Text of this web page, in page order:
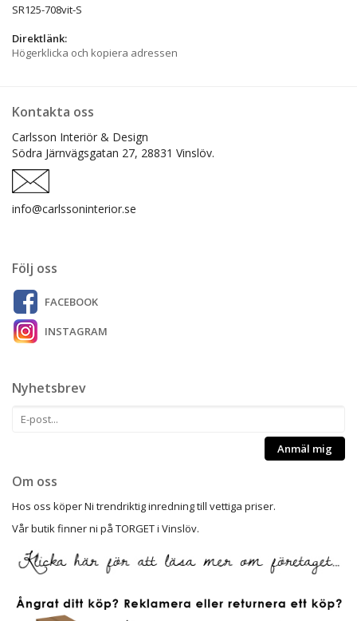
SR125-708vit-S
Direktlänk:
Högerklicka och kopiera adressen
Kontakta oss
Carlsson Interiör & Design
Södra Järnvägsgatan 27, 28831 Vinslöv.
info@carlssoninterior.se
Följ oss
FACEBOOK
INSTAGRAM
Nyhetsbrev
Anmäl mig
Om oss
Hos oss köper Ni trendriktig inredning till vettiga priser.
Vår butik finner ni på TORGET i Vinslöv.